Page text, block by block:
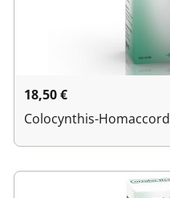
18,50€
Colocynthis-Homaccord